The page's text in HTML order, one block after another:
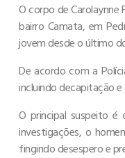
O corpo de
bairro Camata, em
jovem desde o último
De acordo com a
incluindo decapitação
O principal suspeito é
investigações, o
fingindo desespero e